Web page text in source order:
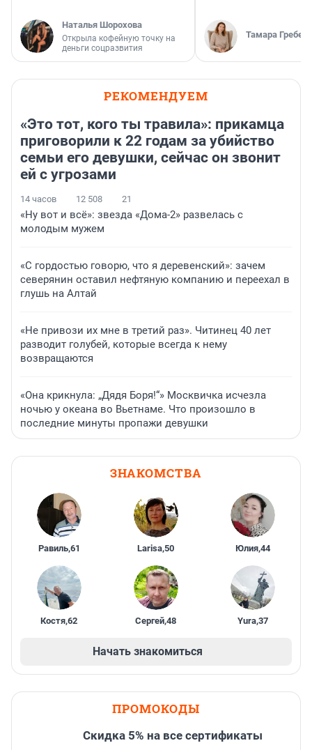
Наталья Шорохова
Открыла кофейную точку на
деньги соцразвития
Тамара
РЕКОМЕНДУЕМ
«Это тот, кого ты травила»: прикамца
приговорили к 22 годам за убийство
семьи его девушки, сейчас он звонит
ей с угрозами
14 часов 12 508 21
«Ну вот и всё»: звезда «Дома-2» развелась с
молодым мужем
«С гордостью говорю, что я деревенский»: зачем
северянин оставил нефтяную компанию и переехал в
глушь на Алтай
«Не привози их мне в третий раз». Читинец 40 лет
разводит голубей, которые всегда к нему
возвращаются
«Она крикнула: „Дядя Боря!“» Москвичка исчезла
ночью у океана во Вьетнаме. Что произошло в
последние минуты пропажи девушки
ЗНАКОМСТВА
Равиль,61 Larisa,50 Юлия,44
Костя,62 Сергей,48 Yura,37
Начать знакомиться
ПРОМОКОДЫ
Скидка 5% на все сертификаты